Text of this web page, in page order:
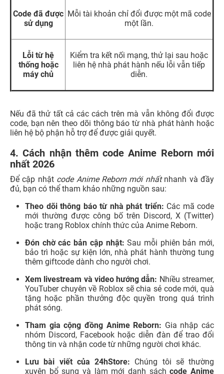
Code đã được
sử dụng
Mỗi tài khoản chỉ đổi được một mã code
một lần.
Lỗi từ hệ
thống hoặc
máy chủ
Kiểm tra kết nối mạng, thử lại sau hoặc
liên hệ nhà phát hành nếu lỗi vẫn tiếp
diễn.
Nếu đã thử tất cả các cách trên mà vẫn không đổi được
code, bạn nên theo dõi thông báo từ nhà phát hành hoặc
liên hệ bộ phận hỗ trợ để được giải quyết.
4. Cách nhận thêm code Anime Reborn mới
nhất 2026
Để cập nhật code Anime Reborn mới nhấtnhanh và đầy
đủ, bạn có thể tham khảo những nguồn sau:
Theo dõi thông báo từ nhà phát triển: Các mã code
mới thường được công bố trên Discord, X (Twitter)
hoặc trang Roblox chính thức của Anime Reborn.
Đón chờ các bản cập nhật: Sau mỗi phiên bản mới,
bảo trì hoặc sự kiện lớn, nhà phát hành thường tung
thêm giftcode dành cho người chơi.
Xem livestream và video hướng dẫn: Nhiều streamer,
YouTuber chuyên về Roblox sẽ chia sẻ code mới, quà
tặng hoặc phần thưởng độc quyền trong quá trình
phát sóng.
Tham gia cộng đồng Anime Reborn: Gia nhập các
nhóm Discord, Facebook hoặc diễn đàn để trao đổi
thông tin và nhận code từ những người chơi khác.
Lưu bài viết của 24hStore: Chúng tôi sẽ thường
xuyên bổ sung và làm mới danh sáchcode Anime